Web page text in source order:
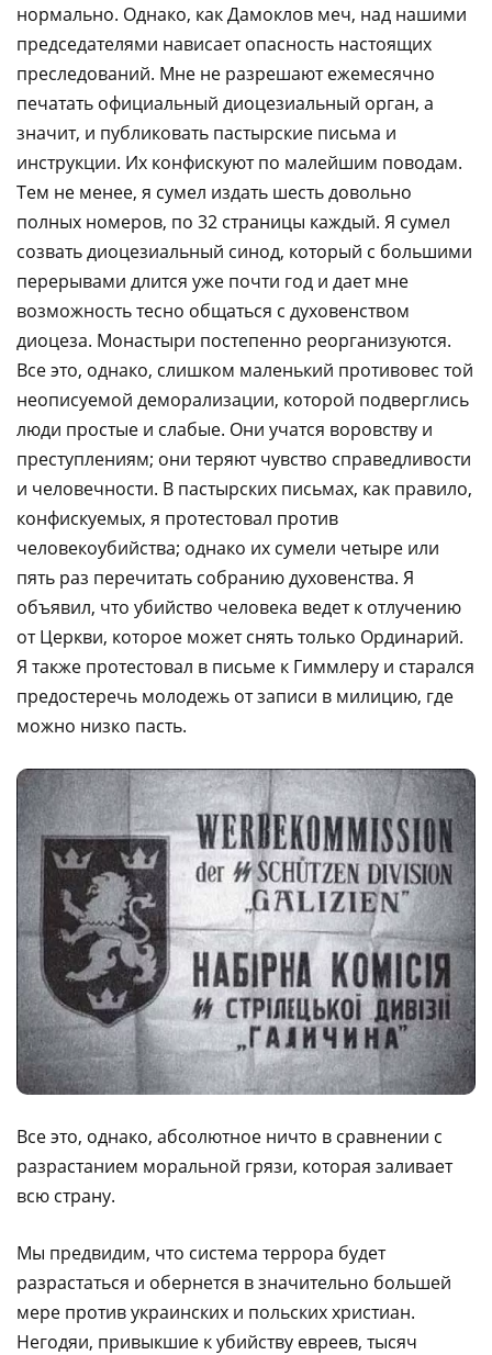
нормально. Однако, как Дамоклов меч, над нашими
председателями нависает опасность настоящих
преследований. Мне не разрешают ежемесячно
печатать официальный диоцезиальный орган, а
значит, и публиковать пастырские письма и
инструкции. Их конфискуют по малейшим поводам.
Тем не менее, я сумел издать шесть довольно
полных номеров, по 32 страницы каждый. Я сумел
созвать диоцезиальный синод, который с большими
перерывами длится уже почти год и дает мне
возможность тесно общаться с духовенством
диоцеза. Монастыри постепенно реорганизуются.
Все это, однако, слишком маленький противовес той
неописуемой деморализации, которой подверглись
люди простые и слабые. Они учатся воровству и
преступлениям; они теряют чувство справедливости
и человечности. В пастырских письмах, как правило,
конфискуемых, я протестовал против
человекоубийства; однако их сумели четыре или
пять раз перечитать собранию духовенства. Я
объявил, что убийство человека ведет к отлучению
от Церкви, которое может снять только Ординарий.
Я также протестовал в письме к Гиммлеру и старался
предостеречь молодежь от записи в милицию, где
можно низко пасть.
Все это, однако, абсолютное ничто в сравнении с
разрастанием моральной грязи, которая заливает
всю страну.
Мы предвидим, что система террора будет
разрастаться и обернется в значительно большей
мере против украинских и польских христиан.
Негодяи, привыкшие к убийству евреев, тысяч